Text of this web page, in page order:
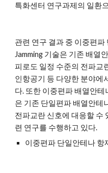
특화센터 연구과제의 일환
관련 연구 결과 중 이중편
Jamming 기술은 기존 배열
피로도 일정 수준의 전파교
인항공기 등 다양한 분야에
다. 또한 이중편파 배열안
은 기존 단일편파 배열안테
전파교란 신호에 대응할 수
련 연구를 수행하고 있다.
이중편파 단일안테나 항